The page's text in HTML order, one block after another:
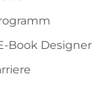
Book Designer